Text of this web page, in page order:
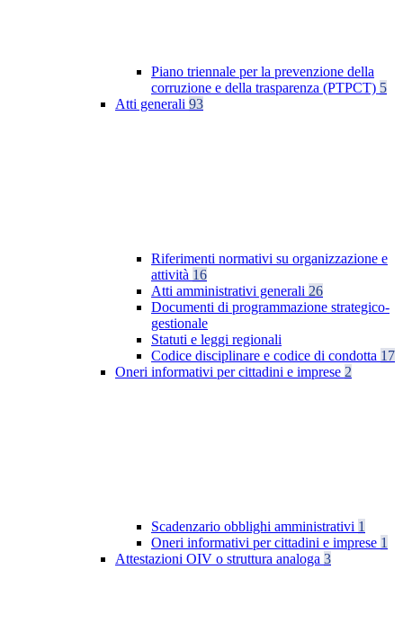
Piano triennale per la prevenzione della
corruzione e della trasparenza (PTPCT) 5
Atti generali 93
Riferimenti normativi su organizzazione e
attività 16
Atti amministrativi generali 26
Documenti di programmazione strategico-
gestionale
Statuti e leggi regionali
Codice disciplinare e codice di condotta 17
Oneri informativi per cittadini e imprese 2
Scadenzario obblighi amministrativi 1
Oneri informativi per cittadini e imprese 1
Attestazioni OIV o struttura analoga 3